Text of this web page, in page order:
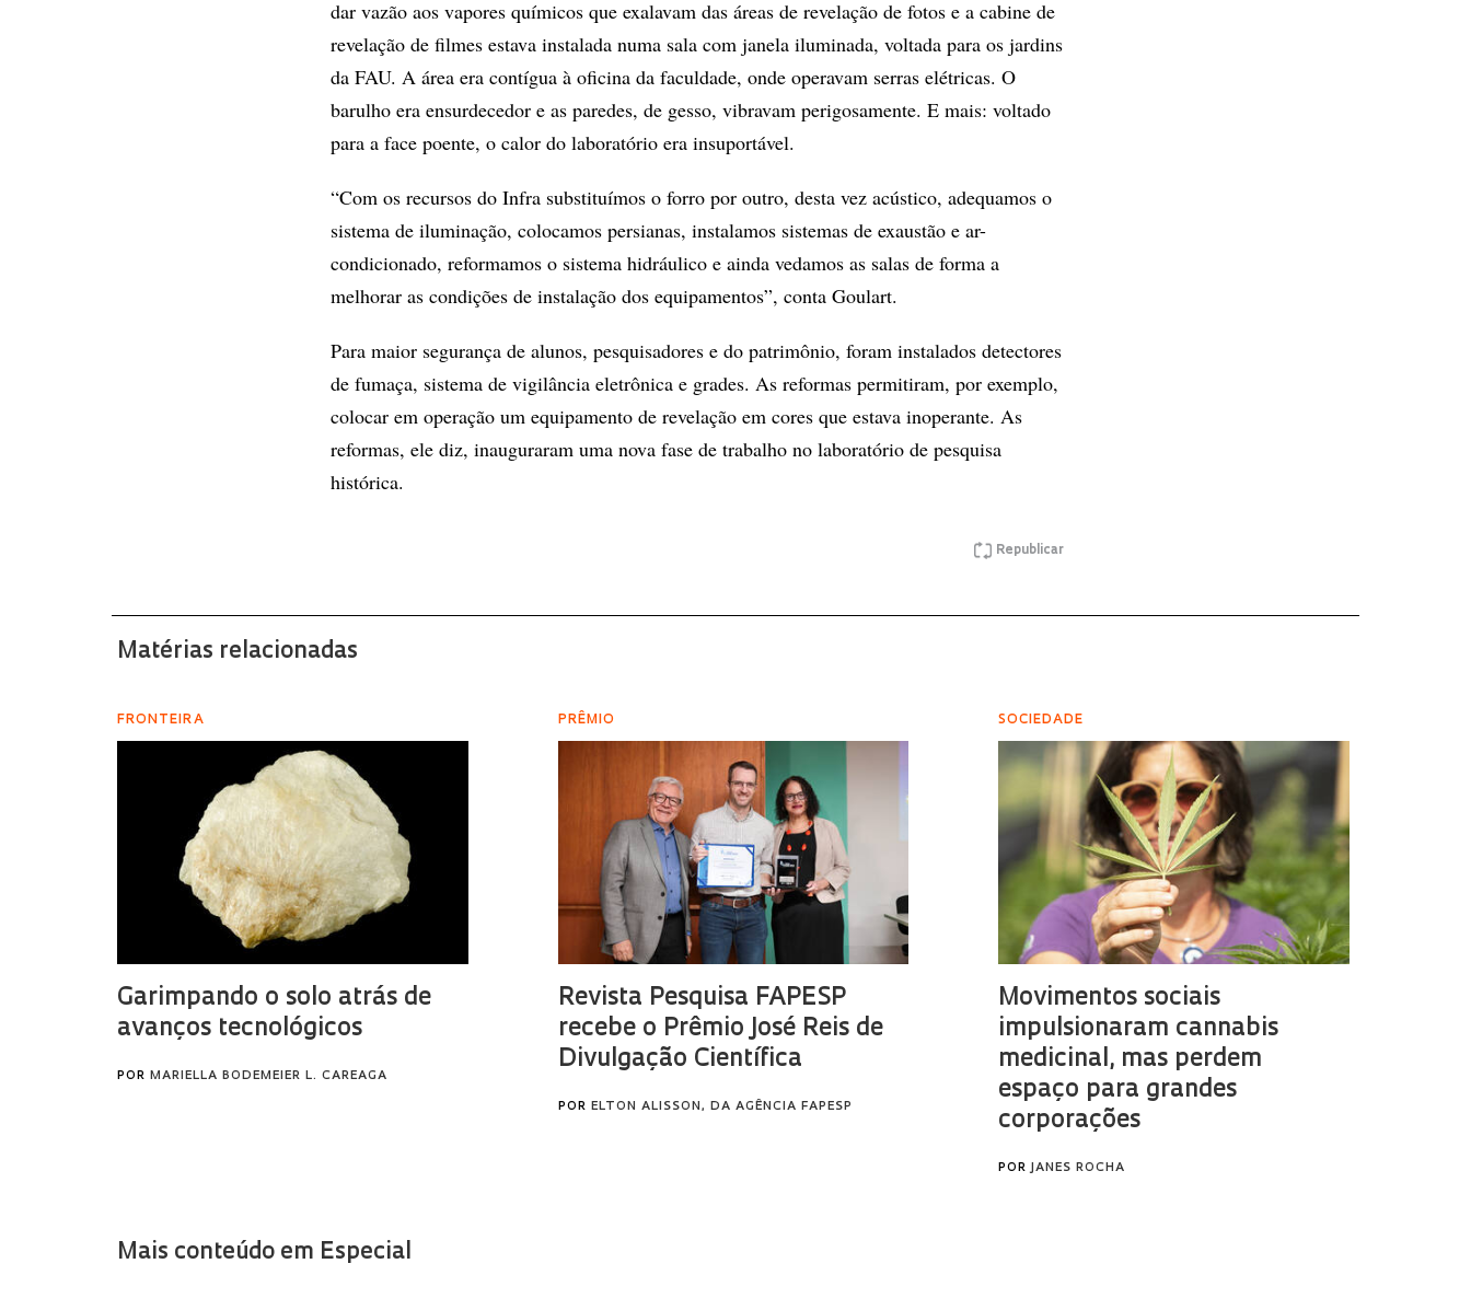
dar vazão aos vapores químicos que exalavam das áreas de revelação de fotos e a cabine de
revelação de filmes estava instalada numa sala com janela iluminada, voltada para os jardins
da FAU. A área era contígua à oficina da faculdade, onde operavam serras elétricas. O
barulho era ensurdecedor e as paredes, de gesso, vibravam perigosamente. E mais: voltado
para a face poente, o calor do laboratório era insuportável.
“Com os recursos do Infra substituímos o forro por outro, desta vez acústico, adequamos o
sistema de iluminação, colocamos persianas, instalamos sistemas de exaustão e ar-
condicionado, reformamos o sistema hidráulico e ainda vedamos as salas de forma a
melhorar as condições de instalação dos equipamentos”, conta Goulart.
Para maior segurança de alunos, pesquisadores e do patrimônio, foram instalados detectores
de fumaça, sistema de vigilância eletrônica e grades. As reformas permitiram, por exemplo,
colocar em operação um equipamento de revelação em cores que estava inoperante. As
reformas, ele diz, inauguraram uma nova fase de trabalho no laboratório de pesquisa
histórica.
Republicar